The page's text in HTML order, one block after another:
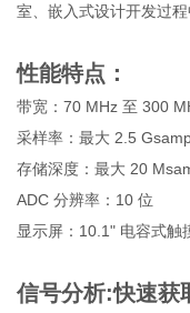
室、嵌入式设计开发过
性能特点：
带宽：70 MHz 至 300
采样率：最大 2.5
存储深度：最大 20
ADC 分辨率：10 位
显示屏：10.1" 电容式触
信号分析:快速获